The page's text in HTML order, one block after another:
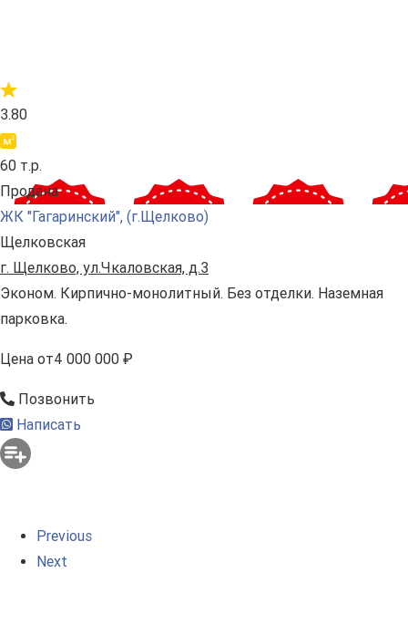
3.80
60 т.р.
Продана
ЖК "Гагаринский", (г.Щелково)
Щелковская
г. Щелково, ул.Чкаловская, д.3
Эконом. Кирпично-монолитный. Без отделки. Наземная
парковка.
Цена от4 000 000 ₽
Позвонить
Написать
Previous
Next